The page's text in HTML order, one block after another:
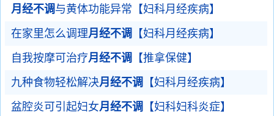
月经不调与黄体功能异常【妇科月经疾病】
在家里怎么调理月经不调 【妇科月经疾病】
自我按摩可治疗月经不调 【推拿保健】
九种食物轻松解决月经不调 【妇科月经疾病】
盆腔炎可引起妇女月经不调 【妇科妇科炎症】